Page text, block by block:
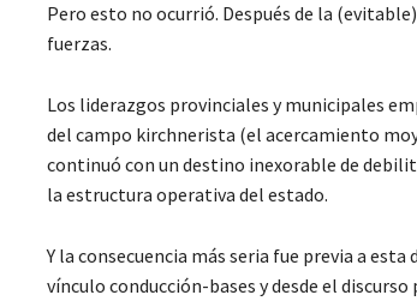
Pero esto no ocurrió. Después de la
fuerzas.
Los liderazgos provinciales y municipales
del campo kirchnerista (el acercamiento
continuó con un destino inexorable de
la estructura operativa del estado.
Y la consecuencia más seria fue previa a
vínculo conducción-bases y desde el